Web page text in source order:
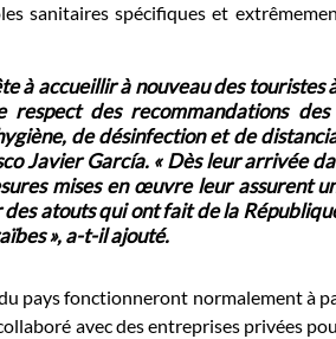
sanitaires spécifiques et
à accueillir à nouveau des touristes
des recommandations des
de désinfection et de
Javier García. « Dès leur arrivée
mises en œuvre leur assurent
atouts qui ont fait de la
», a-t-il ajouté.
pays fonctionneront normalement à
avec des entreprises privées